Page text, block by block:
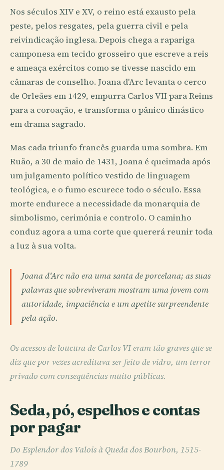
Nos séculos XIV e XV, o reino está exausto pela
peste, pelos resgates, pela guerra civil e pela
reivindicação inglesa. Depois chega a rapariga
camponesa em tecido grosseiro que escreve a reis
e ameaça exércitos como se tivesse nascido em
câmaras de conselho. Joana d'Arc levanta o cerco
de Orleães em 1429, empurra Carlos VII para Reims
para a coroação, e transforma o pânico dinástico
em drama sagrado.
Mas cada triunfo francês guarda uma sombra. Em
Ruão, a 30 de maio de 1431, Joana é queimada após
um julgamento político vestido de linguagem
teológica, e o fumo escurece todo o século. Essa
morte endurece a necessidade da monarquia de
simbolismo, cerimónia e controlo. O caminho
conduz agora a uma corte que quererá reunir toda
a luz à sua volta.
Joana d'Arc não era uma santa de porcelana; as suas
palavras que sobreviveram mostram uma jovem com
autoridade, impaciência e um apetite surpreendente
pela ação.
Os acessos de loucura de Carlos VI eram tão graves que se
diz que por vezes acreditava ser feito de vidro, um terror
privado com consequências muito públicas.
Seda, pó, espelhos e contas
por pagar
Do Esplendor dos Valois à Queda dos Bourbon, 1515-
1789